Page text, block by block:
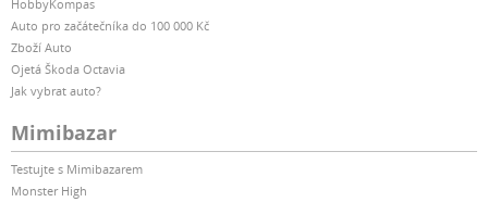
HobbyKompas
Auto pro začátečníka do 100 000 Kč
Zboží Auto
Ojetá Škoda Octavia
Jak vybrat auto?
Mimibazar
Testujte s Mimibazarem
Monster High